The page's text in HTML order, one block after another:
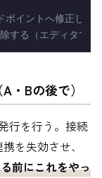
イントへ修正し、
る（エディタで手
・Bの後で）
行を行う。接続
を失効させ、
前にこれをやっ